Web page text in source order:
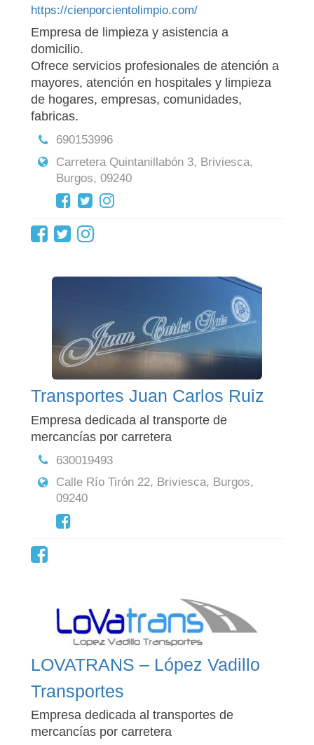
https://cienporcientolimpio.com/
Empresa de limpieza y asistencia a
domicilio.
Ofrece servicios profesionales de atención a
mayores, atención en hospitales y limpieza
de hogares, empresas, comunidades,
fabricas.
690153996
Carretera Quintanillabón 3, Briviesca,
Burgos, 09240
Transportes Juan Carlos Ruiz
Empresa dedicada al transporte de
mercancías por carretera
630019493
Calle Río Tirón 22, Briviesca, Burgos,
09240
LOVATRANS – López Vadillo
Transportes
Empresa dedicada al transportes de
mercancías por carretera